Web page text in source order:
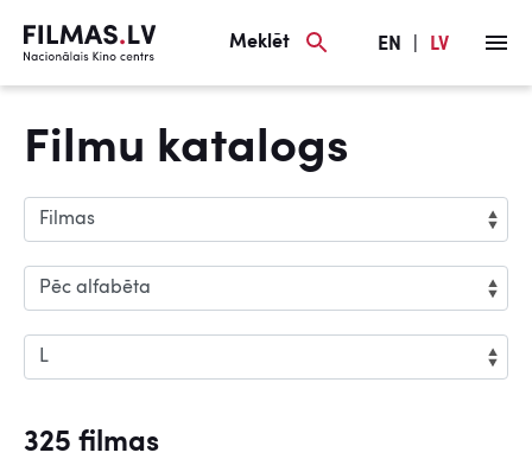
Meklēt EN LV
Filmu katalogs
325 filmas